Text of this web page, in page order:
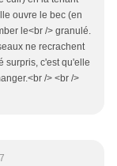
ouvre le bec (en
le<br /> granulé.
ne recrachent
surpris, c'est qu'elle
/> <br />